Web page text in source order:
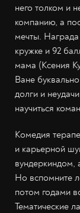
него толком и
компанию, а
мечты.
кружке и 92
мама (Ксения
Ване
долги и
научиться
Комедия
и карьерной
Но вспомните
потом годами
Тематические